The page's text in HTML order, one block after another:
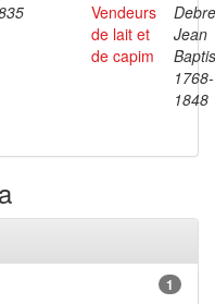
Vendeurs
de lait et
de capim
Jean
1768-
1848
1